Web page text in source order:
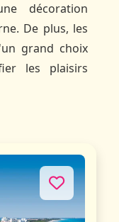
décoration
De plus, les
grand choix
les plaisirs